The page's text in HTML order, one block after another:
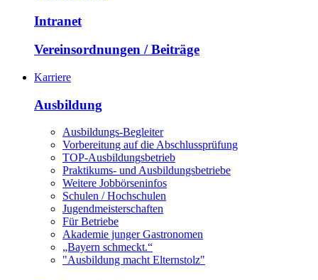
Intranet
Vereinsordnungen / Beiträge
Karriere
Ausbildung
Ausbildungs-Begleiter
Vorbereitung auf die Abschlussprüfung
TOP-Ausbildungsbetrieb
Praktikums- und Ausbildungsbetriebe
Weitere Jobbörseninfos
Schulen / Hochschulen
Jugendmeisterschaften
Für Betriebe
Akademie junger Gastronomen
„Bayern schmeckt.“
"Ausbildung macht Elternstolz"